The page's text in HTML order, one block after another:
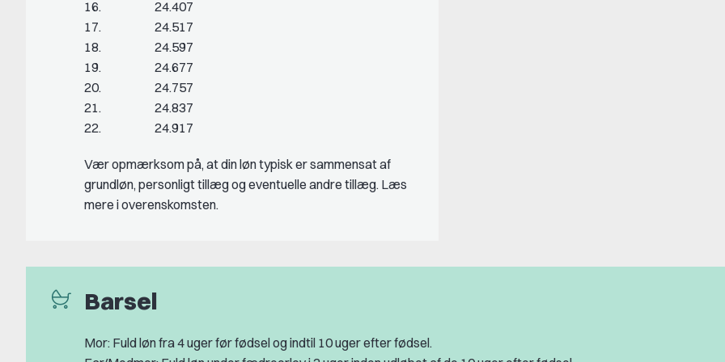
16. 24.407
17. 24.517
18. 24.597
19. 24.677
20. 24.757
21. 24.837
22. 24.917
Vær opmærksom på, at din løn typisk er sammensat af
grundløn, personligt tillæg og eventuelle andre tillæg. Læs
mere i overenskomsten.
Barsel
Mor: Fuld løn fra 4 uger før fødsel og indtil 10 uger efter fødsel.